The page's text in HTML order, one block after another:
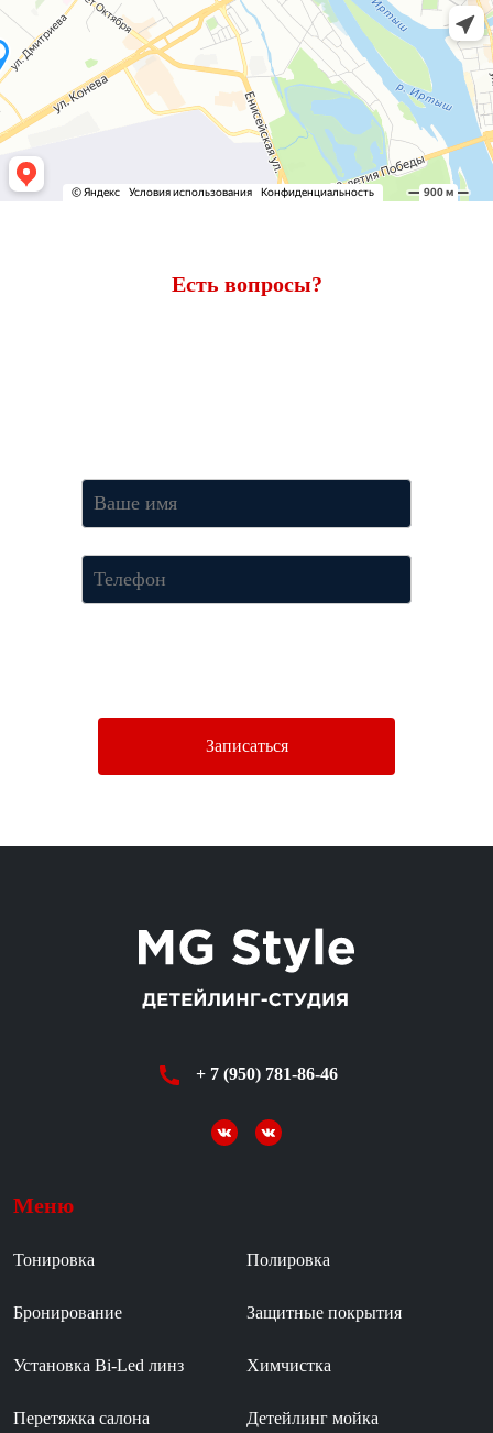
Есть вопросы?
Записаться
+ 7 (950) 781-86-46
Меню
Тонировка Полировка
Бронирование Защитные покрытия
Установка Bi-Led линз Химчистка
Перетяжка салона Детейлинг мойка